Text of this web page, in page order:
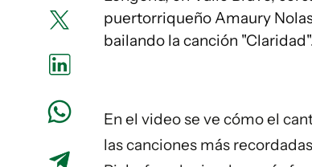
puertorriqueño Amaury
bailando la canción
En el videose ve cómo el
las canciones más